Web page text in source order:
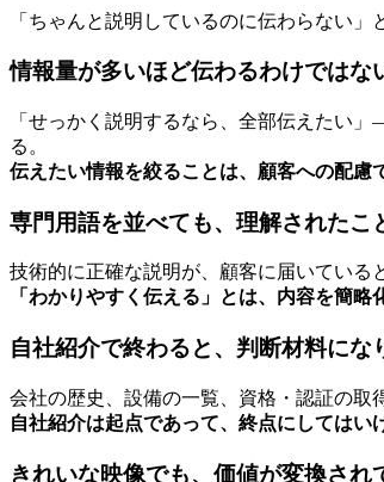
「ちゃんと説明しているのに伝わらない
情報量が多いほど伝わるわけではな
「せっかく説明するなら、全部伝えたい
る。
伝えたい情報を絞ることは、顧客への配慮
専門用語を並べても、理解されたこ
技術的に正確な説明が、顧客に届いている
「わかりやすく伝える」とは、内容を簡
自社紹介で終わると、判断材料にな
会社の歴史、設備の一覧、資格・認証の
自社紹介は起点であって、終点にしてはい
きれいな映像でも、価値が変換され